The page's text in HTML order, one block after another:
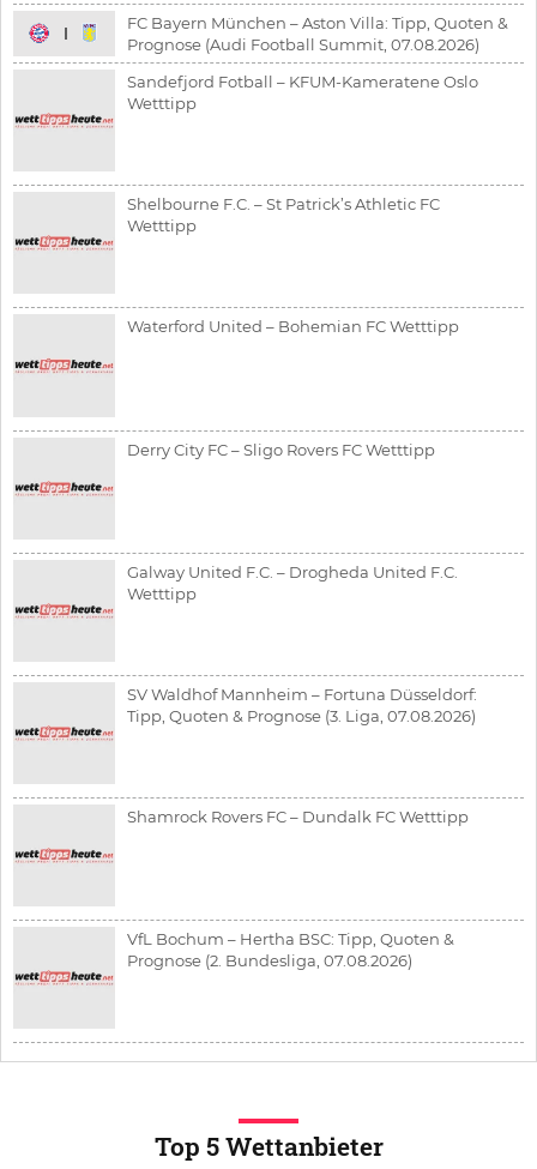
FC Bayern München – Aston Villa: Tipp, Quoten &
Prognose (Audi Football Summit, 07.08.2026)
Sandefjord Fotball – KFUM-Kameratene Oslo
Wetttipp
Shelbourne F.C. – St Patrick’s Athletic FC
Wetttipp
Waterford United – Bohemian FC Wetttipp
Derry City FC – Sligo Rovers FC Wetttipp
Galway United F.C. – Drogheda United F.C.
Wetttipp
SV Waldhof Mannheim – Fortuna Düsseldorf:
Tipp, Quoten & Prognose (3. Liga, 07.08.2026)
Shamrock Rovers FC – Dundalk FC Wetttipp
VfL Bochum – Hertha BSC: Tipp, Quoten &
Prognose (2. Bundesliga, 07.08.2026)
Top 5 Wettanbieter